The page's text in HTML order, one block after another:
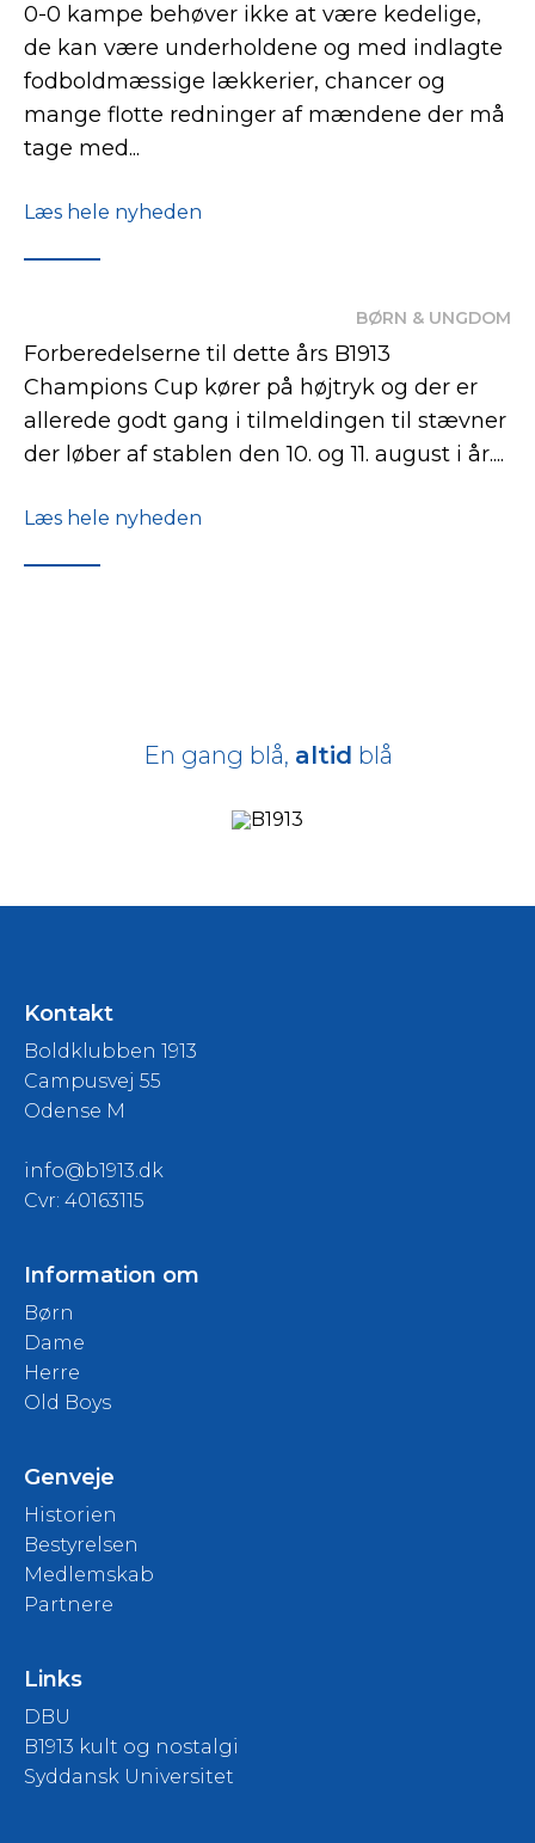
0-0 kampe behøver ikke at være kedelige,
de kan være underholdene og med indlagte
fodboldmæssige lækkerier, chancer og
mange flotte redninger af mændene der må
tage med...
Læs hele nyheden
BØRN & UNGDOM
Forberedelserne til dette års B1913
Champions Cup kører på højtryk og der er
allerede godt gang i tilmeldingen til stævner
der løber af stablen den 10. og 11. august i år....
Læs hele nyheden
En gang blå, altid blå
Kontakt
Boldklubben 1913
Campusvej 55
Odense M
info@b1913.dk
Cvr: 40163115
Information om
Børn
Dame
Herre
Old Boys
Genveje
Historien
Bestyrelsen
Medlemskab
Partnere
Links
DBU
B1913 kult og nostalgi
Syddansk Universitet